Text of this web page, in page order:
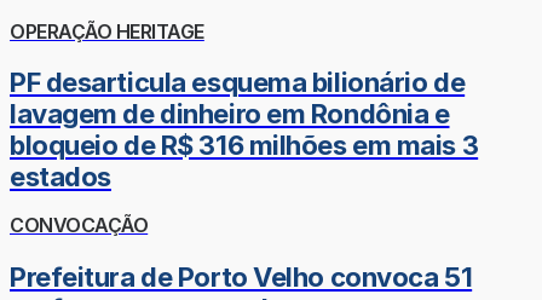
OPERAÇÃO HERITAGE
PF desarticula esquema bilionário de
lavagem de dinheiro em Rondônia e
bloqueio de R$ 316 milhões em mais 3
estados
CONVOCAÇÃO
Prefeitura de Porto Velho convoca 51